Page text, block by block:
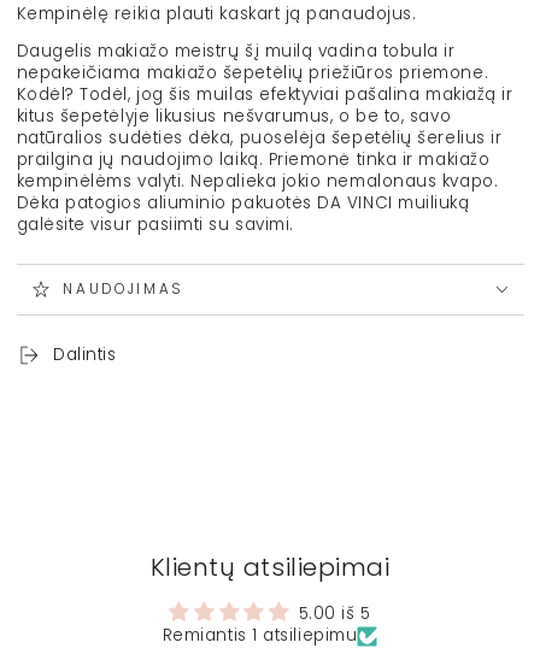
Kempinėlę reikia plauti kaskart ją panaudojus.
Daugelis makiažo meistrų šį muilą vadina tobula ir
nepakeičiama makiažo šepetėlių priežiūros priemone.
Kodėl? Todėl, jog šis muilas efektyviai pašalina makiažą ir
kitus šepetėlyje likusius nešvarumus, o be to, savo
natūralios sudėties dėka, puoselėja šepetėlių šerelius ir
prailgina jų naudojimo laiką. Priemonė tinka ir makiažo
kempinėlėms valyti. Nepalieka jokio nemalonaus kvapo.
Dėka patogios aliuminio pakuotės DA VINCI muiliuką
galėsite visur pasiimti su savimi.
NAUDOJIMAS
Dalintis
Klientų atsiliepimai
5.00 iš 5
Remiantis 1 atsiliepimu